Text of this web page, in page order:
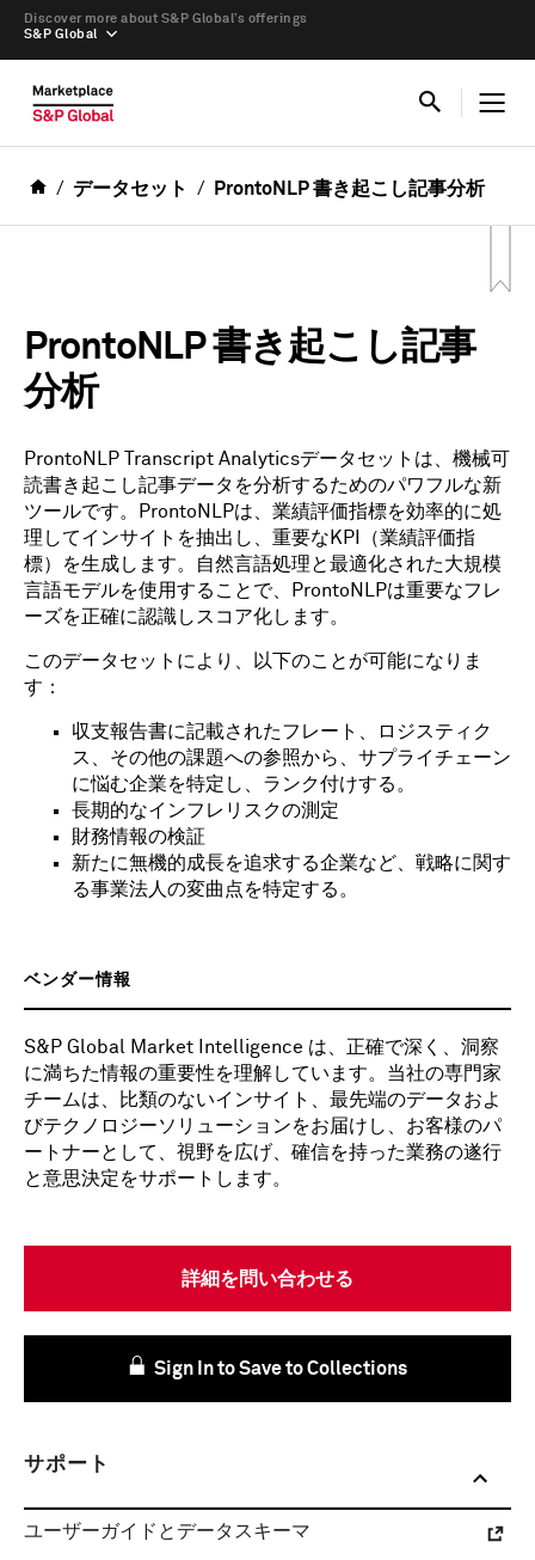
S&P Global
Discover more about S&P Global’s offerings
データセット ProntoNLP 書き起こし記事分析
ProntoNLP 書き起こし記事
分析
ProntoNLP Transcript Analyticsデータセットは、機械可
読書き起こし記事データを分析するためのパワフルな新
ツールです。ProntoNLPは、業績評価指標を効率的に処
理してインサイトを抽出し、重要なKPI（業績評価指
標）を生成します。自然言語処理と最適化された大規模
言語モデルを使用することで、ProntoNLPは重要なフレ
ーズを正確に認識しスコア化します。
このデータセットにより、以下のことが可能になりま
す：
収支報告書に記載されたフレート、ロジスティク
ス、その他の課題への参照から、サプライチェーン
に悩む企業を特定し、ランク付けする。
長期的なインフレリスクの測定
財務情報の検証
新たに無機的成長を追求する企業など、戦略に関す
る事業法人の変曲点を特定する。
ベンダー情報
S&P Global Market Intelligence は、正確で深く、洞察
に満ちた情報の重要性を理解しています。当社の専門家
チームは、比類のないインサイト、最先端のデータおよ
びテクノロジーソリューションをお届けし、お客様のパ
ートナーとして、視野を広げ、確信を持った業務の遂行
と意思決定をサポートします。
詳細を問い合わせる
Sign In to Save to Collections
サポート
ユーザーガイドとデータスキーマ